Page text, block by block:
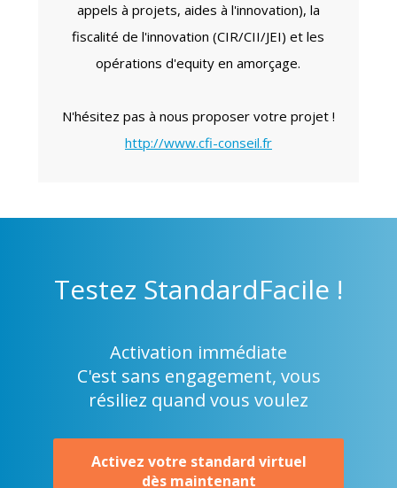
appels à projets, aides à l'innovation), la
fiscalité de l'innovation (CIR/CII/JEI) et les
opérations d'equity en amorçage.
N'hésitez pas à nous proposer votre projet !
http://www.cfi-conseil.fr
Testez StandardFacile !
Activation immédiate
C'est sans engagement, vous
résiliez quand vous voulez
Activez votre standard virtuel
dès maintenant